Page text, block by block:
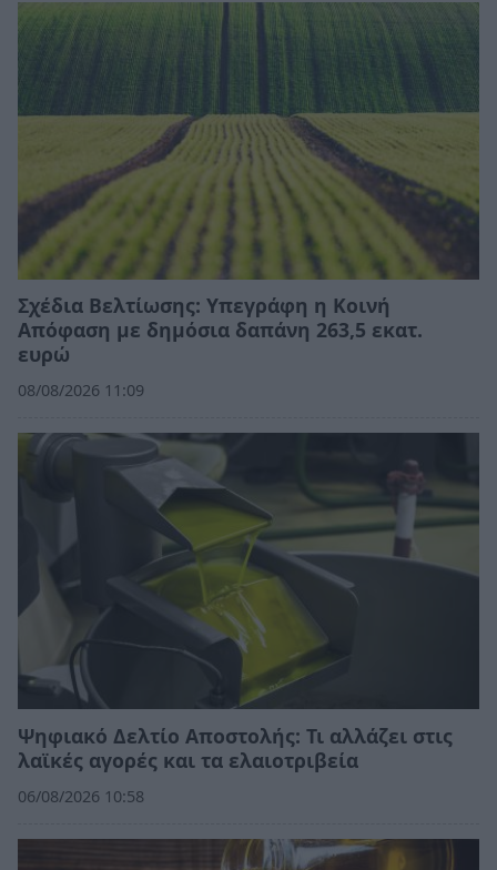
Σχέδια Βελτίωσης: Υπεγράφη η Κοινή
Απόφαση με δημόσια δαπάνη 263,5 εκατ.
ευρώ
08/08/2026 11:09
Ψηφιακό Δελτίο Αποστολής: Τι αλλάζει στις
λαϊκές αγορές και τα ελαιοτριβεία
06/08/2026 10:58